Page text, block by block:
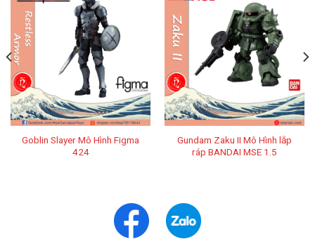
Goblin Slayer Mô Hình Figma
424
Gundam Zaku II Mô Hình lắp
ráp BANDAI MSE 1.5